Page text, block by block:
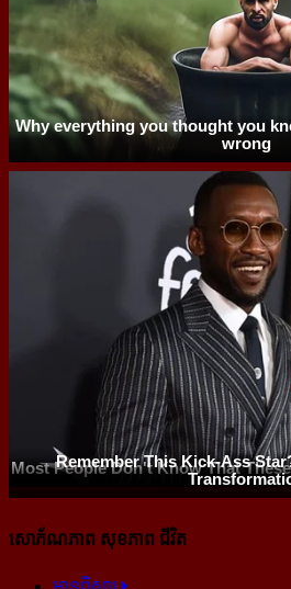
សោភ័ណភាព សុខភាព ជីវិត